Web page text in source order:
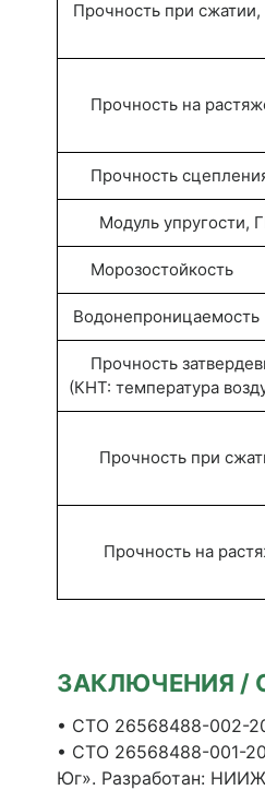
Прочность при
Прочность на
Прочность
Модуль упругости,
Морозостойкость
Водонепроницаемость
Прочность
(КНТ: температура
Прочность при
Прочность на
ЗАКЛЮЧЕНИЯ /
• СТО 26568488-002-
• СТО 26568488-001-
Юг». Разработан: